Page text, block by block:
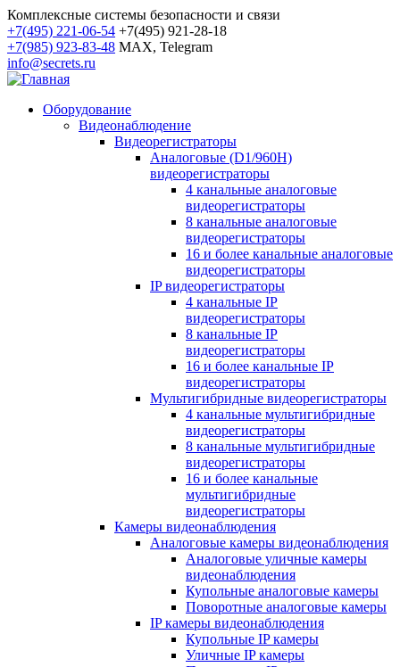
Комплексные системы безопасности и связи
+7(495) 221-06-54 +7(495) 921-28-18
+7(985) 923-83-48 MAX, Telegram
info@secrets.ru
Оборудование
Видеонаблюдение
Видеорегистраторы
Аналоговые (D1/960H)
видеорегистраторы
4 канальные аналоговые
видеорегистраторы
8 канальные аналоговые
видеорегистраторы
16 и более канальные аналоговые
видеорегистраторы
IP видеорегистраторы
4 канальные IP
видеорегистраторы
8 канальные IP
видеорегистраторы
16 и более канальные IP
видеорегистраторы
Мультигибридные видеорегистраторы
4 канальные мультигибридные
видеорегистраторы
8 канальные мультигибридные
видеорегистраторы
16 и более канальные
мультигибридные
видеорегистраторы
Камеры видеонаблюдения
Аналоговые камеры видеонаблюдения
Аналоговые уличные камеры
видеонаблюдения
Купольные аналоговые камеры
Поворотные аналоговые камеры
IP камеры видеонаблюдения
Купольные IP камеры
Уличные IP камеры